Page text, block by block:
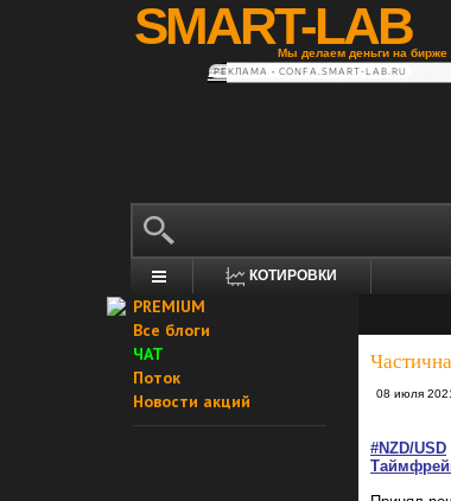
SMART-LAB
Мы делаем деньги на бирже
РЕКЛАМА • CONFA.SMART-LAB.RU
КОТИРОВКИ
PREMIUM
Все блоги
ЧАТ
Поток
Новости акций
08 июля
#NZD/USD